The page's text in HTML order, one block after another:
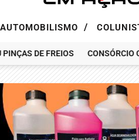
AUTOMOBILISMO /
DE FREIOS CONSÓRCIO